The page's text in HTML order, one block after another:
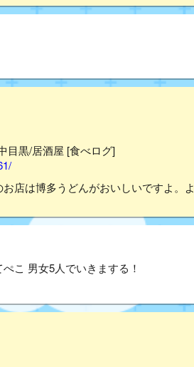
目黒/居酒屋 [食べログ]
店は博多うどんがおいしいですよ。
こ 男女5人でいきまする！